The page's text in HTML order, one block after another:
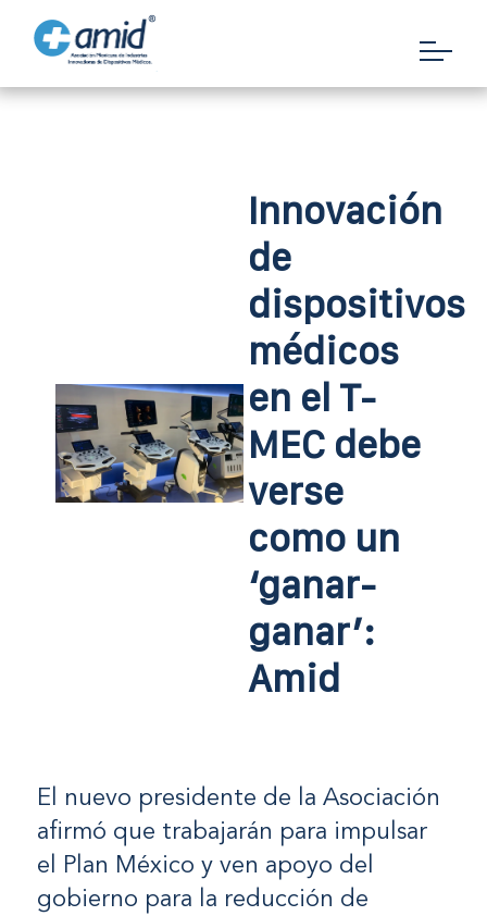
Innovación
de
dispositivos
médicos
en el T-
MEC debe
verse
como un
‘ganar-
ganar’:
Amid
El nuevo presidente de la Asociación
afirmó que trabajarán para impulsar
el Plan México y ven apoyo del
gobierno para la reducción de